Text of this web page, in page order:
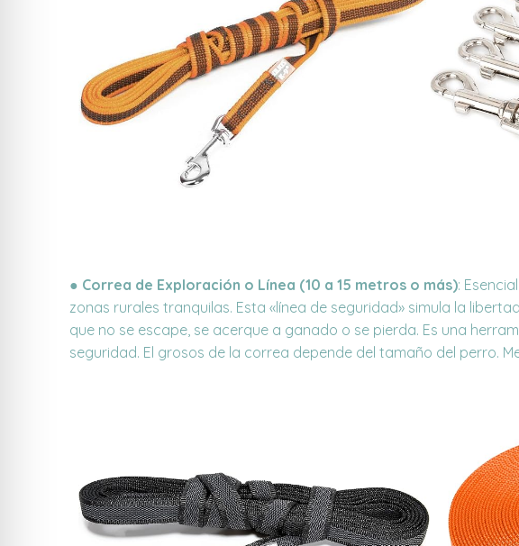
● Correa de Exploración o Línea (10 a 15 metros o más):
zonas rurales tranquilas. Esta «línea de seguridad» simula la
que no se escape, se acerque a ganado o se pierda. Es una
seguridad. El grosos de la correa depende del tamaño del perro.